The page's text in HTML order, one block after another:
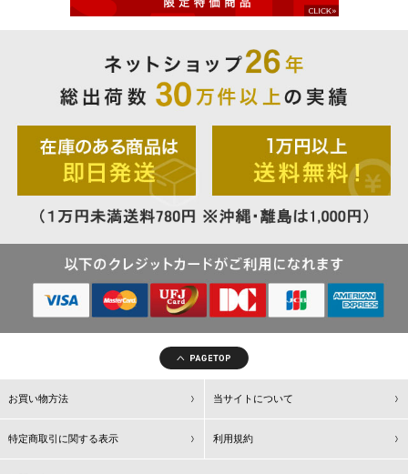
お買い物方法 当サイトについて
特定商取引に関する表示 利用規約